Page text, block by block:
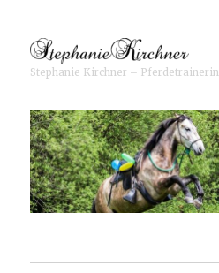
Pferdetrainerin
Stephanie Kirchner – Pferdetrainerin